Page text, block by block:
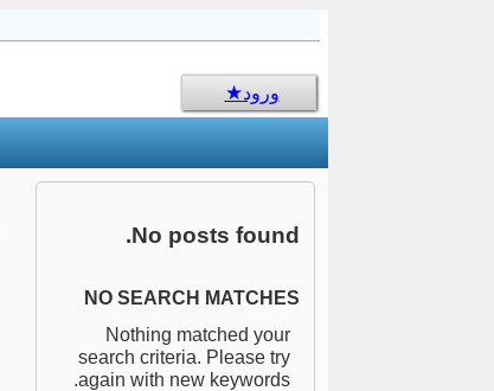
ورود
No posts found.
NO SEARCH MATCHES
Nothing matched your
search criteria. Please try
again with new keywords.